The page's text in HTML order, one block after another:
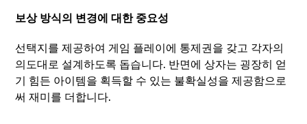
보상 방식의 변경에 대한 중요성
선택지를 제공하여 게임 플레이에 통제권을 갖고 각자의
의도대로 설계하도록 돕습니다. 반면에 상자는 굉장히 얻
기 힘든 아이템을 획득할 수 있는 불확실성을 제공함으로
써 재미를 더합니다.